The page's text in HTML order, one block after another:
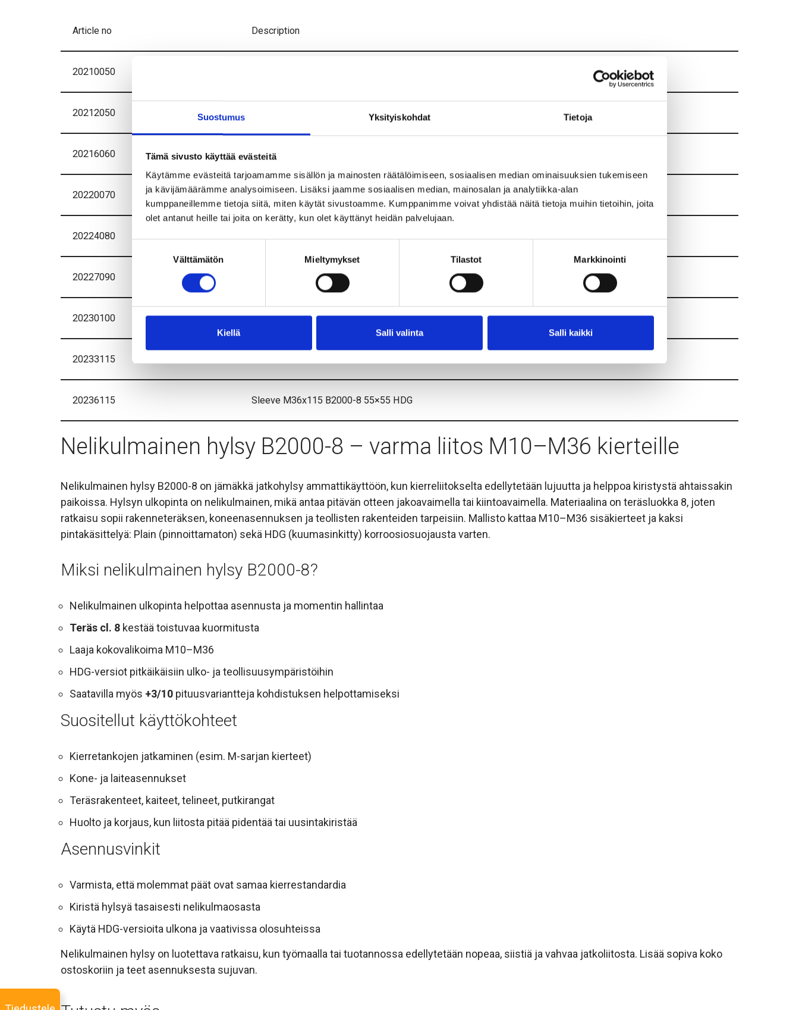
Suostumus Yksityiskohdat Tietoja
Tämä sivusto käyttää evästeitä
Käytämme evästeitä tarjoamamme sisällön ja mainosten räätälöimiseen, sosiaalisen median ominaisuuksien tukemiseen
ja kävijämäärämme analysoimiseen. Lisäksi jaamme sosiaalisen median, mainosalan ja analytiikka-alan
kumppaneillemme tietoja siitä, miten käytät sivustoamme. Kumppanimme voivat yhdistää näitä tietoja muihin tietoihin, joita
olet antanut heille tai joita on kerätty, kun olet käyttänyt heidän palvelujaan.
valinta
Välttämätön Mieltymykset Tilastot Markkinointi
Kiellä Salli valinta Salli kaikki
Article no Description
20210050
20212050 Sleeve M12x50 B2000-8 18×18 HDG
20216060 Sleeve M16x60 B2000-8 22×22 HDG
20220070 Sleeve M20x70 B2000-8 30×30 HDG
20224080 Sleeve M24x80 B2000-8 32×32 HDG
20227090 Sleeve M27x90 B2000-8 40×40 HDG
20230100 Sleeve M30x100 B2000-8 45×45 HDG
20233115
20236115 Sleeve M36x115 B2000-8 55×55 HDG
Nelikulmainen hylsy B2000-8 – varma liitos M10–M36 kierteille
Nelikulmainen hylsy B2000-8 on jämäkkä jatkohylsy ammattikäyttöön, kun kierreliitokselta edellytetään lujuutta ja helppoa kiristystä ahtaissakin
paikoissa. Hylsyn ulkopinta on nelikulmainen, mikä antaa pitävän otteen jakoavaimella tai kiintoavaimella. Materiaalina on teräsluokka 8, joten
ratkaisu sopii rakenneteräksen, koneenasennuksen ja teollisten rakenteiden tarpeisiin. Mallisto kattaa M10–M36 sisäkierteet ja kaksi
pintakäsittelyä: Plain (pinnoittamaton) sekä HDG (kuumasinkitty) korroosiosuojausta varten.
Miksi nelikulmainen hylsy B2000-8?
Nelikulmainen ulkopinta helpottaa asennusta ja momentin hallintaa
Teräs cl. 8 kestää toistuvaa kuormitusta
Laaja kokovalikoima M10–M36
HDG-versiot pitkäikäisiin ulko- ja teollisuusympäristöihin
Saatavilla myös +3/10 pituusvariantteja kohdistuksen helpottamiseksi
Suositellut käyttökohteet
Kierretankojen jatkaminen (esim. M-sarjan kierteet)
Kone- ja laiteasennukset
Teräsrakenteet, kaiteet, telineet, putkirangat
Huolto ja korjaus, kun liitosta pitää pidentää tai uusintakiristää
Asennusvinkit
Varmista, että molemmat päät ovat samaa kierrestandardia
Kiristä hylsyä tasaisesti nelikulmaosasta
Käytä HDG-versioita ulkona ja vaativissa olosuhteissa
Nelikulmainen hylsy on luotettava ratkaisu, kun työmaalla tai tuotannossa edellytetään nopeaa, siistiä ja vahvaa jatkoliitosta. Lisää sopiva koko
ostoskoriin ja teet asennuksesta sujuvan.